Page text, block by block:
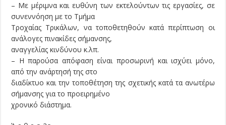
– Με μέριμνα και ευθύνη των εκτελούντων τις εργασίες, σε
συνεννόηση με το Τμήμα
Τροχαίας Τρικάλων, να τοποθετηθούν κατά περίπτωση οι
ανάλογες πινακίδες σήμανσης,
αναγγελίας κινδύνου κ.λπ.
– Η παρούσα απόφαση είναι προσωρινή και ισχύει μόνο,
από την ανάρτησή της στο
διαδίκτυο και την τοποθέτηση της σχετικής κατά τα ανωτέρω
σήμανσης για το προειρημένο
χρονικό διάστημα.